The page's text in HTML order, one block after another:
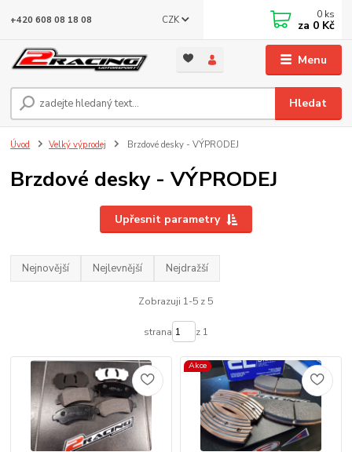
Menu
CZK
Hledat
+420 608 08 18 08 0 ks
za 0 Kč
Úvod Velký výprodej Brzdové desky - VÝPRODEJ
Brzdové desky - VÝPRODEJ
Upřesnit parametry
Nejnovější Nejlevnější Nejdražší
Zobrazuji 1-5 z 5
strana z 1
Akce